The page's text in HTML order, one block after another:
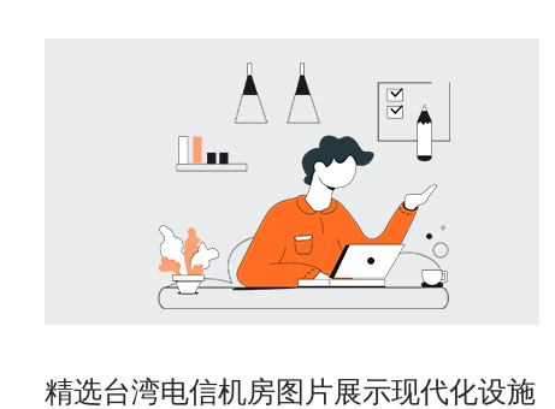
精选台湾电信机房图片展示现代化设施